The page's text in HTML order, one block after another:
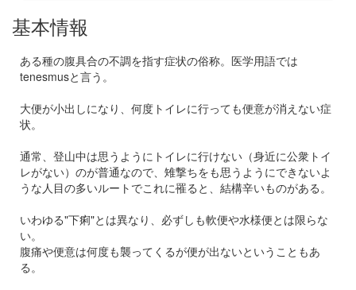
基本情報
ある種の腹具合の不調を指す症状の俗称。医学用語では
tenesmusと言う。
大便が小出しになり、何度トイレに行っても便意が消えない症
状。
通常、登山中は思うようにトイレに行けない（身近に公衆トイ
レがない）のが普通なので、雉撃ちをも思うようにできないよ
うな人目の多いルートでこれに罹ると、結構辛いものがある。
いわゆる"下痢"とは異なり、必ずしも軟便や水様便とは限らな
い。
腹痛や便意は何度も襲ってくるが便が出ないということもあ
る。